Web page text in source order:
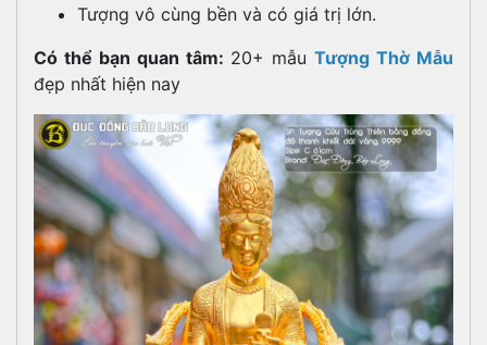
Tượng vô cùng bền và có giá trị lớn.
Có thể bạn quan tâm: 20+ mẫuTượng Thờ Mẫu
đẹp nhất hiện nay